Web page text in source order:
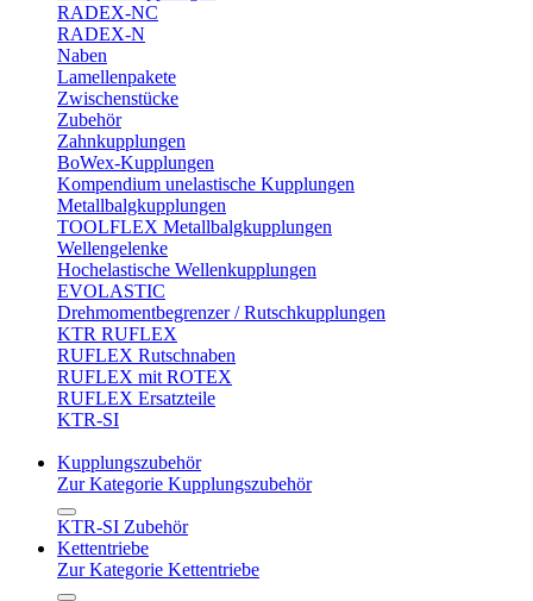
RADEX-NC
RADEX-N
Naben
Lamellenpakete
Zwischenstücke
Zubehör
Zahnkupplungen
BoWex-Kupplungen
Kompendium unelastische Kupplungen
Metallbalgkupplungen
TOOLFLEX Metallbalgkupplungen
Wellengelenke
Hochelastische Wellenkupplungen
EVOLASTIC
Drehmomentbegrenzer / Rutschkupplungen
KTR RUFLEX
RUFLEX Rutschnaben
RUFLEX mit ROTEX
RUFLEX Ersatzteile
KTR-SI
Kupplungszubehör
Zur Kategorie Kupplungszubehör
KTR-SI Zubehör
Kettentriebe
Zur Kategorie Kettentriebe